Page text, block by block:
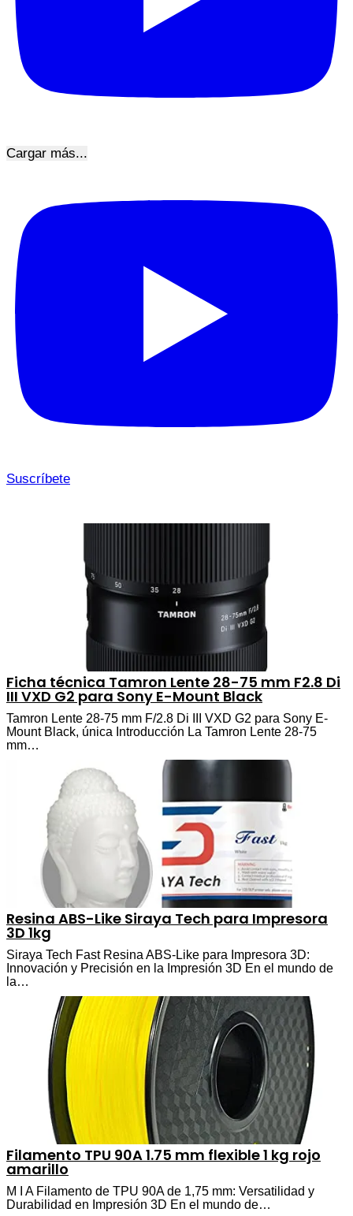
Cargar más...
Suscríbete
Ficha técnica Tamron Lente 28-75 mm F2.8 Di
III VXD G2 para Sony E-Mount Black
Tamron Lente 28-75 mm F/2.8 Di III VXD G2 para Sony E-
Mount Black, única Introducción La Tamron Lente 28-75
mm…
Resina ABS-Like Siraya Tech para Impresora
3D 1kg
Siraya Tech Fast Resina ABS-Like para Impresora 3D:
Innovación y Precisión en la Impresión 3D En el mundo de
la…
Filamento TPU 90A 1.75 mm flexible 1 kg rojo
amarillo
M I A Filamento de TPU 90A de 1,75 mm: Versatilidad y
Durabilidad en Impresión 3D En el mundo de…